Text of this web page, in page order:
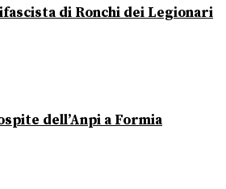
di Ronchi dei Legionari
dell’Anpi a Formia